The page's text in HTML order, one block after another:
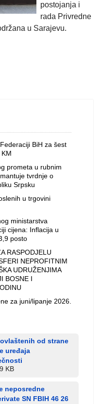
postojanja i
rada Privredne
u Sarajevu.
BiH za šest
prometa u rubnim
tvrdnje o
Srpsku
u trgovini
ministarstva
cijena: Inflacija u
posto
RASPODJELU
NEPROFITNIM
UDRUŽENJIMA
BOSNE I
za juni/lipanje 2026.
od strane
uređaja
KB
neposredne
SN FBIH 46 26